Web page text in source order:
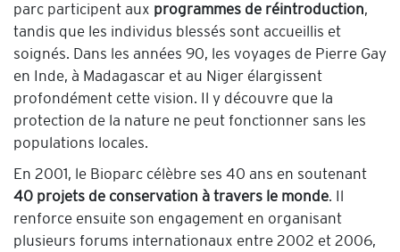
parc participent aux programmes de réintroduction,
tandis que les individus blessés sont accueillis et
soignés. Dans les années 90, les voyages de Pierre Gay
en Inde, à Madagascar et au Niger élargissent
profondément cette vision. Il y découvre que la
protection de la nature ne peut fonctionner sans les
populations locales.
En 2001, le Bioparc célèbre ses 40 ans en soutenant
40 projets de conservation à travers le monde. Il
renforce ensuite son engagement en organisant
plusieurs forums internationaux entre 2002 et 2006,